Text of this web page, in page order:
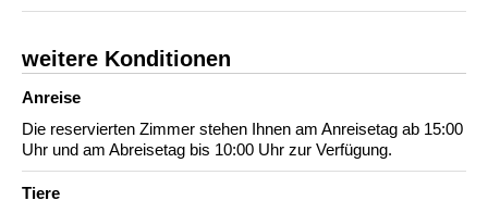
weitere Konditionen
Anreise
Die reservierten Zimmer stehen Ihnen am Anreisetag ab 15:00
Uhr und am Abreisetag bis 10:00 Uhr zur Verfügung.
Tiere